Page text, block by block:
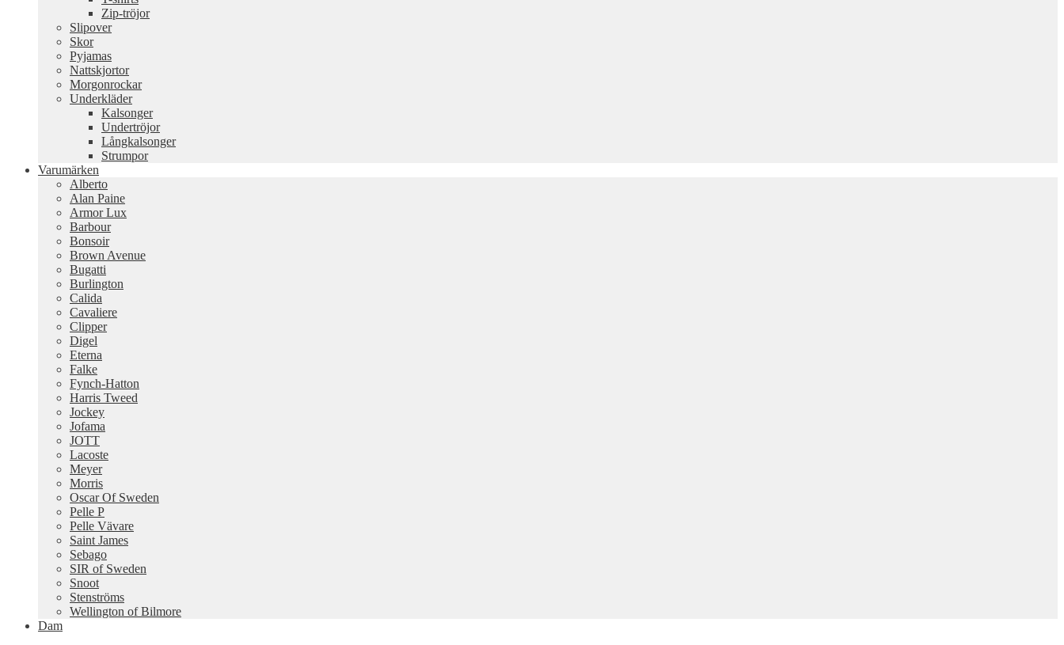
Zip-tröjor
Slipover
Skor
Pyjamas
Nattskjortor
Morgonrockar
Underkläder
Kalsonger
Undertröjor
Långkalsonger
Strumpor
Varumärken
Alberto
Alan Paine
Armor Lux
Barbour
Bonsoir
Brown Avenue
Bugatti
Burlington
Calida
Cavaliere
Clipper
Digel
Eterna
Falke
Fynch-Hatton
Harris Tweed
Jockey
Jofama
JOTT
Lacoste
Meyer
Morris
Oscar Of Sweden
Pelle P
Pelle Vävare
Saint James
Sebago
SIR of Sweden
Snoot
Stenströms
Wellington of Bilmore
Dam